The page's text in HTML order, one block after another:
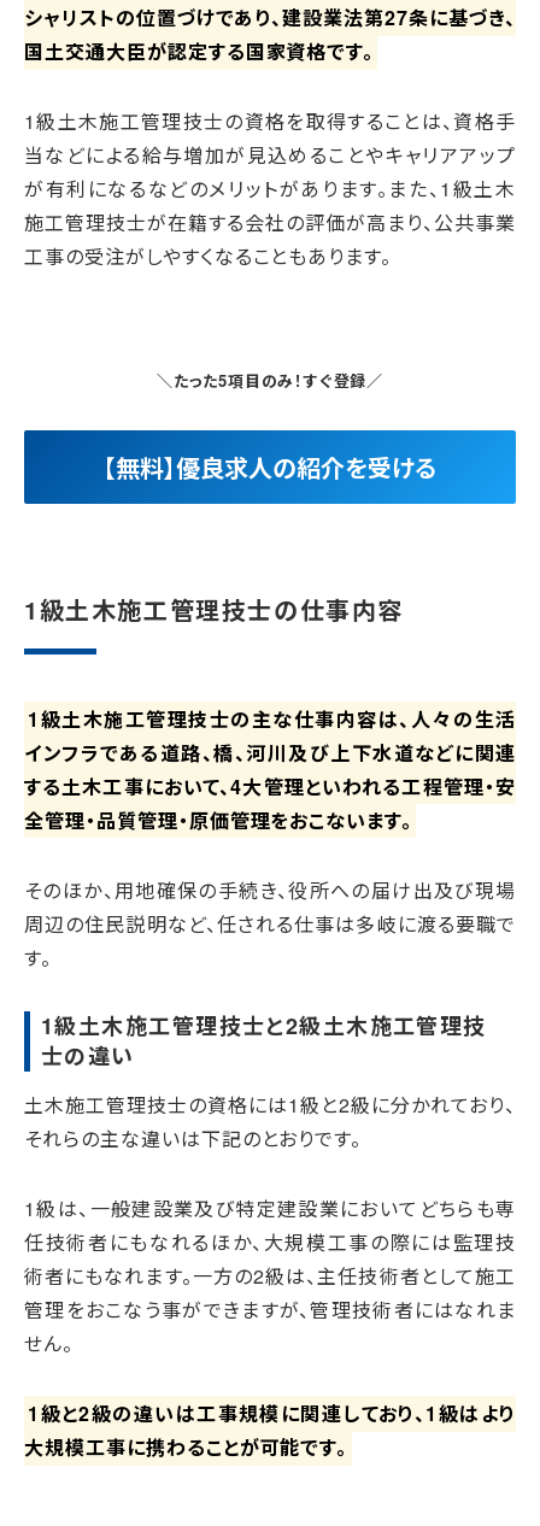
シャリストの位置づけであり、建設業法第27条に基づき、
国土交通大臣が認定する国家資格です。
1級土木施工管理技士の資格を取得することは、資格手
当などによる給与増加が見込めることやキャリアアップ
が有利になるなどのメリットがあります。また、1級土木
施工管理技士が在籍する会社の評価が高まり、公共事業
工事の受注がしやすくなることもあります。
＼たった5項目のみ！すぐ登録／
【無料】優良求人の紹介を受ける
1級土木施工管理技士の仕事内容
1級土木施工管理技士の主な仕事内容は、人々の生活
インフラである道路、橋、河川及び上下水道などに関連
する土木工事において、4大管理といわれる工程管理・安
全管理・品質管理・原価管理をおこないます。
そのほか、用地確保の手続き、役所への届け出及び現場
周辺の住民説明など、任される仕事は多岐に渡る要職で
す。
1級土木施工管理技士と2級土木施工管理技
士の違い
土木施工管理技士の資格には1級と2級に分かれており、
それらの主な違いは下記のとおりです。
1級は、一般建設業及び特定建設業においてどちらも専
任技術者にもなれるほか、大規模工事の際には監理技
術者にもなれます。一方の2級は、主任技術者として施工
管理をおこなう事ができますが、管理技術者にはなれま
せん。
1級と2級の違いは工事規模に関連しており、1級はより
大規模工事に携わることが可能です。